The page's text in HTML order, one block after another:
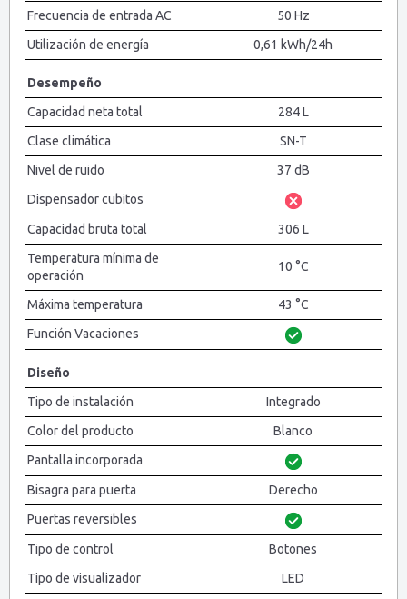
Frecuencia de entrada AC
50 Hz
Utilización de energía
0,61 kWh/24h
Desempeño
Capacidad neta total
284 L
Clase climática
SN-T
Nivel de ruido
37 dB
Dispensador cubitos
Capacidad bruta total
306 L
Temperatura mínima de
operación
10 °C
Máxima temperatura
43 °C
Función Vacaciones
Diseño
Tipo de instalación
Integrado
Color del producto
Blanco
Pantalla incorporada
Bisagra para puerta
Derecho
Puertas reversibles
Tipo de control
Botones
Tipo de visualizador
LED